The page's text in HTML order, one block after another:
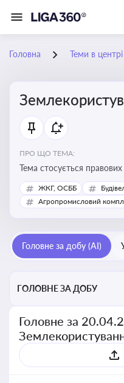
Головна Теми в
ПРО ЩО ТЕМА:
Тема стосується
землею, зокрема умов
користування
ЖКГ, ОСББ
Агропромисловий
Головне за добу (AI)
ГОЛОВНЕ ЗА ДОБУ
Головне за